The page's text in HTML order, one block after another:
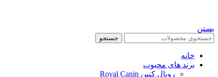
بستن
جستجو
خانه
برند های محبوب
رویال کنین Royal Canin